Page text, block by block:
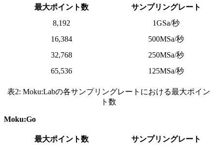
最大ポイント数
サンプリングレート
8,192
1GSa/秒
16,384
500MSa/秒
32,768
250MSa/秒
65,536
125MSa/秒
表2: Moku:Labの各サンプリングレートにおける最大ポイン
ト数
Moku:Go
最大ポイント数
サンプリングレート